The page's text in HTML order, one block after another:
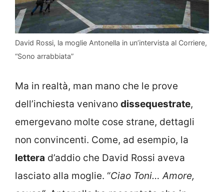
David Rossi, la moglie Antonella in un’intervista al Corriere,
“Sono arrabbiata”
Ma in realtà, man mano che le prove
dell’inchiesta venivano dissequestrate,
emergevano molte cose strane, dettagli
non convincenti. Come, ad esempio, la
lettera d’addio che David Rossi aveva
lasciato alla moglie. “Ciao Toni… Amore,